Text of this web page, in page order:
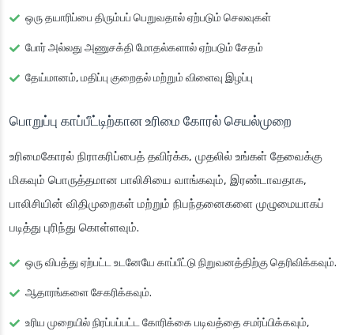
ஒரு தயாரிப்பை திரும்பப் பெறுவதால் ஏற்படும் செலவுகள்
போர் அல்லது அணுசக்தி மோதல்களால் ஏற்படும் சேதம்
தேய்மானம், மதிப்பு குறைதல் மற்றும் விளைவு இழப்பு
பொறுப்பு காப்பீட்டிற்கான உரிமை கோரல் செயல்முறை
உரிமைகோரல் நிராகரிப்பைத் தவிர்க்க, முதலில் உங்கள் தேவைக்கு
மிகவும் பொருத்தமான பாலிசியை வாங்கவும், இரண்டாவதாக,
பாலிசியின் விதிமுறைகள் மற்றும் நிபந்தனைகளை முழுமையாகப்
படித்து புரிந்து கொள்ளவும்.
ஒரு விபத்து ஏற்பட்ட உடனேயே காப்பீட்டு நிறுவனத்திற்கு தெரிவிக்கவும்.
ஆதாரங்களை சேகரிக்கவும்.
உரிய முறையில் நிரப்பப்பட்ட கோரிக்கை படிவத்தை சமர்ப்பிக்கவும்,